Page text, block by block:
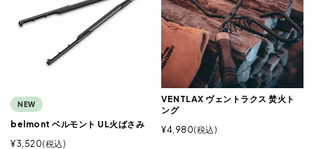
NEW
belmont ベルモント UL火ばさみ
¥3,520 税込
VENTLAX ヴェントラクス 焚火ト
ング
¥4,980 税込